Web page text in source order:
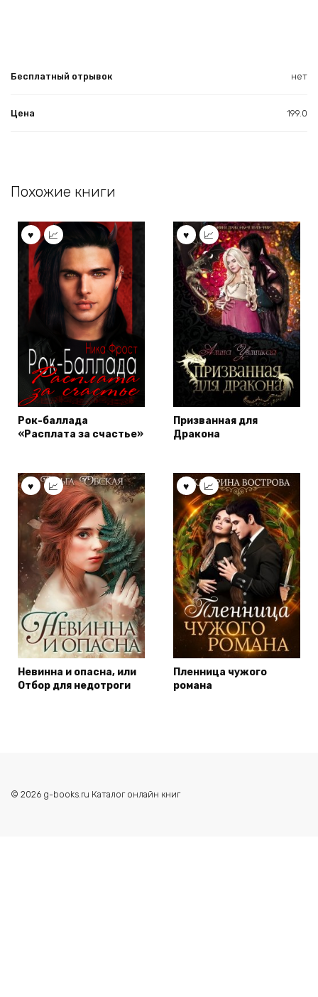
Бесплатный отрывок нет
Цена 199.0
Похожие книги
Рок-баллада
«Расплата за счастье»
Призванная для
Дракона
Невинна и опасна, или
Отбор для недотроги
Пленница чужого
романа
© 2026 g-books.ru Каталог онлайн книг